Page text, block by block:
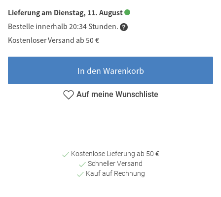
Lieferung am Dienstag, 11. August
Bestelle innerhalb 20:34 Stunden.
Kostenloser Versand ab 50 €
In den Warenkorb
Auf meine Wunschliste
Kostenlose Lieferung ab 50 €
Schneller Versand
Kauf auf Rechnung